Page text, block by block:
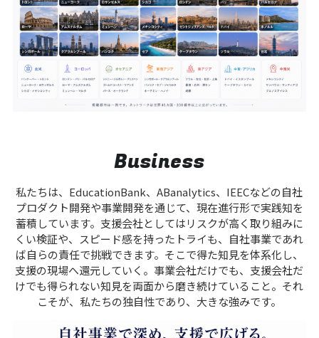
Business
私たちは、EducationBank、ABanalytics、IEECなどの自社
プロダクト開発や事業開発を通じて、現在進行形で実践知を
蓄積しています。支援会社としてはリスクが高く取り組みに
くい検証や、スピード感を持ったトライも、自社事業であれ
ば自らの責任で挑戦できます。そこで得た知見を体系化し、
支援の現場へ還元していく。事業会社だけでも、支援会社だ
けでも得られない知見を両面から磨き続けていること。それ
こそが、私たちの独自性であり、大きな強みです。